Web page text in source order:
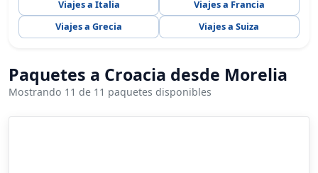
Viajes a Italia
Viajes a Francia
Viajes a Grecia
Viajes a Suiza
Paquetes a Croacia desde Morelia
Mostrando 11 de 11 paquetes disponibles